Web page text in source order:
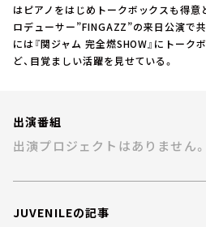
はピアノをはじめトークボックスも得意
ロデューサー”FINGAZZ”の来日公演で
には『関ジャム 完全燃SHOW』にトーク
ど、目覚ましい活躍を見せている。
出演番組
出演プロジェクトはありません。
JUVENILEの記事